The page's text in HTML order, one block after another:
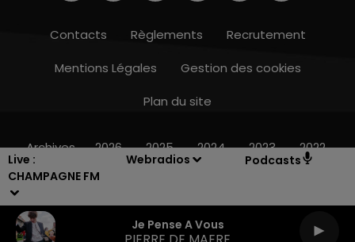
Live :
CHAMPAGNE FM
Webradios Podcasts
Je Pense A Vous
10h00 - 14h00
Contacts Règlements
Recrutement
Mentions Légales
Gestion des cookies
Plan du site
Archives 2026 2025 2024 2023 2022